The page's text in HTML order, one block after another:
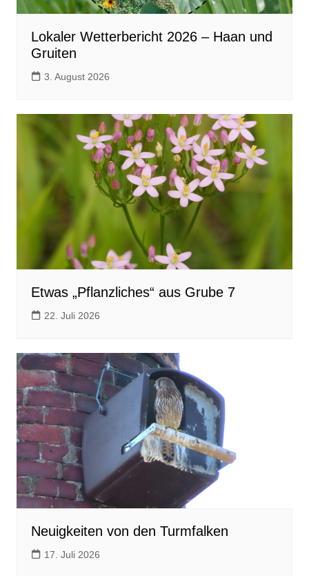
Lokaler Wetterbericht 2026 – Haan und
Gruiten
3. August 2026
Etwas „Pflanzliches“ aus Grube 7
22. Juli 2026
Neuigkeiten von den Turmfalken
17. Juli 2026